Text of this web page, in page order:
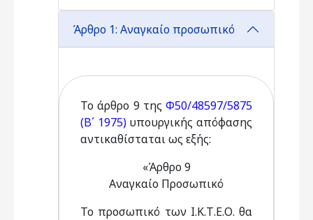
Άρθρο 1: Αναγκαίο προσωπικό
Το άρθρο 9 της Φ50/48597/5875
(Β΄ 1975)υπουργικής απόφασης
αντικαθίσταται ως εξής:
«Άρθρο 9
Αναγκαίο Προσωπικό
Το προσωπικό των Ι.Κ.Τ.Ε.Ο. θα